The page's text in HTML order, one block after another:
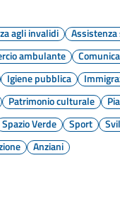
agli invalidi Assistenza
ambulante
Igiene pubblica
Patrimonio culturale
Spazio Verde Sport
Anziani